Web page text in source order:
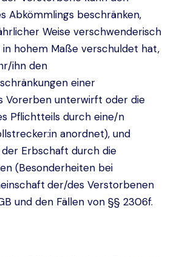
Abkömmlings beschränken,
Weise verschwenderisch
hohem Maße verschuldet hat,
ihn den
einer
Vorerben unterwirft oder die
Pflichtteils durch eine/n
anordnet), und
der Erbschaft durch die
(Besonderheiten bei
der/des Verstorbenen
und den Fällen von §§ 2306f.